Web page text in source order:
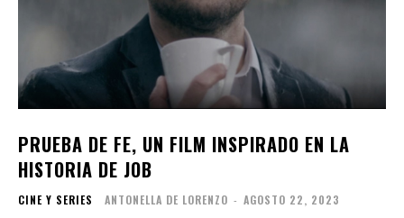
PRUEBA DE FE, UN FILM INSPIRADO EN LA
HISTORIA DE JOB
CINE Y SERIES ANTONELLA DE LORENZO - AGOSTO 22, 2023